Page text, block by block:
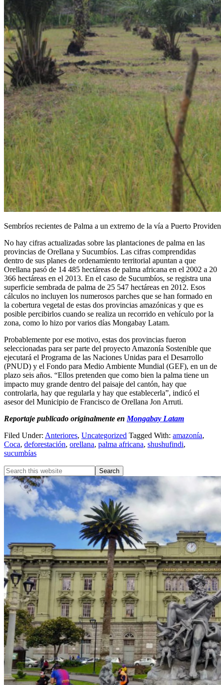
Sembríos recientes de Palma a un extremo de la vía a Puerto
No hay cifras actualizadas sobre las plantaciones de palma en las
provincias de Orellana y Sucumbíos. Las cifras comprendidas
dentro de sus planes de ordenamiento territorial apuntan a que
Orellana pasó de 14 485 hectáreas de palma africana en el 2002 a 20
366 hectáreas en el 2013. En el caso de Sucumbíos, se registra una
superficie sembrada de palma de 25 547 hectáreas en 2012. Esos
cálculos no incluyen los numerosos parches que se han formado en
la cobertura vegetal de estas dos provincias amazónicas y que es
posible percibirlos cuando se realiza un recorrido en vehículo por la
zona, como lo hizo por varios días Mongabay Latam.
Probablemente por ese motivo, estas dos provincias fueron
seleccionadas para ser parte del proyecto Amazonía Sostenible que
ejecutará el Programa de las Naciones Unidas para el Desarrollo
(PNUD) y el Fondo para Medio Ambiente Mundial (GEF), en un de
plazo seis años. “Ellos pretenden que como bien la palma tiene un
impacto muy grande dentro del paisaje del cantón, hay que
controlarla, hay que regularla y hay que establecerla”, indicó el
asesor del Municipio de Francisco de Orellana Jon Arruti.
Reportaje publicado originalmente en Mongabay Latam
Filed Under: Anteriores, Uncategorized Tagged With: amazonía,
Coca, deforestación, orellana, palma africana, shushufindi,
sucumbías